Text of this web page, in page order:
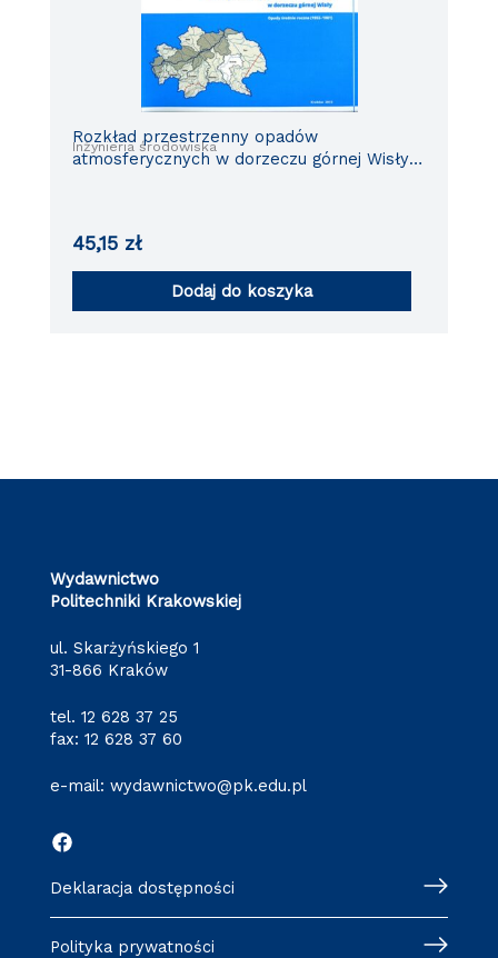
Inżynieria środowiska
Rozkład przestrzenny opadów
atmosferycznych w dorzeczu górnej Wisły.
45,15 zł
Dodaj do koszyka
Wydawnictwo
Politechniki Krakowskiej
ul. Skarżyńskiego 1
31-866 Kraków
tel. 12 628 37 25
fax: 12 628 37 60
e-mail: wydawnictwo@pk.edu.pl
Deklaracja dostępności
Polityka prywatności